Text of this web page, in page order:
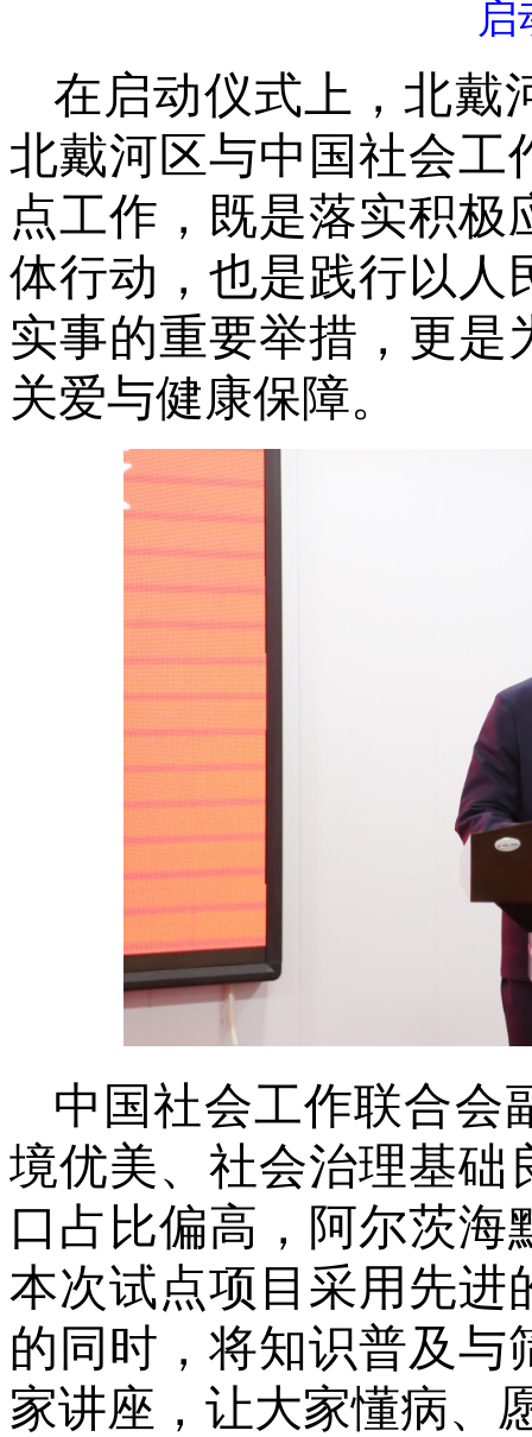
启
在启动仪式上，北戴
北戴河区与中国社会工
点工作，既是落实积
体行动，也是践行以人
实事的重要举措，更是
关爱与健康保障。
中国社会工作联合会
境优美、社会治理基础
口占比偏高，阿尔茨海
本次试点项目采用先进
的同时，将知识普及与
家讲座，让大家懂病、